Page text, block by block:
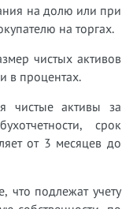
на долю или при
на торгах.
чистых активов
в процентах.
чистые активы за
срок
от 3 месяцев до
что подлежат учету